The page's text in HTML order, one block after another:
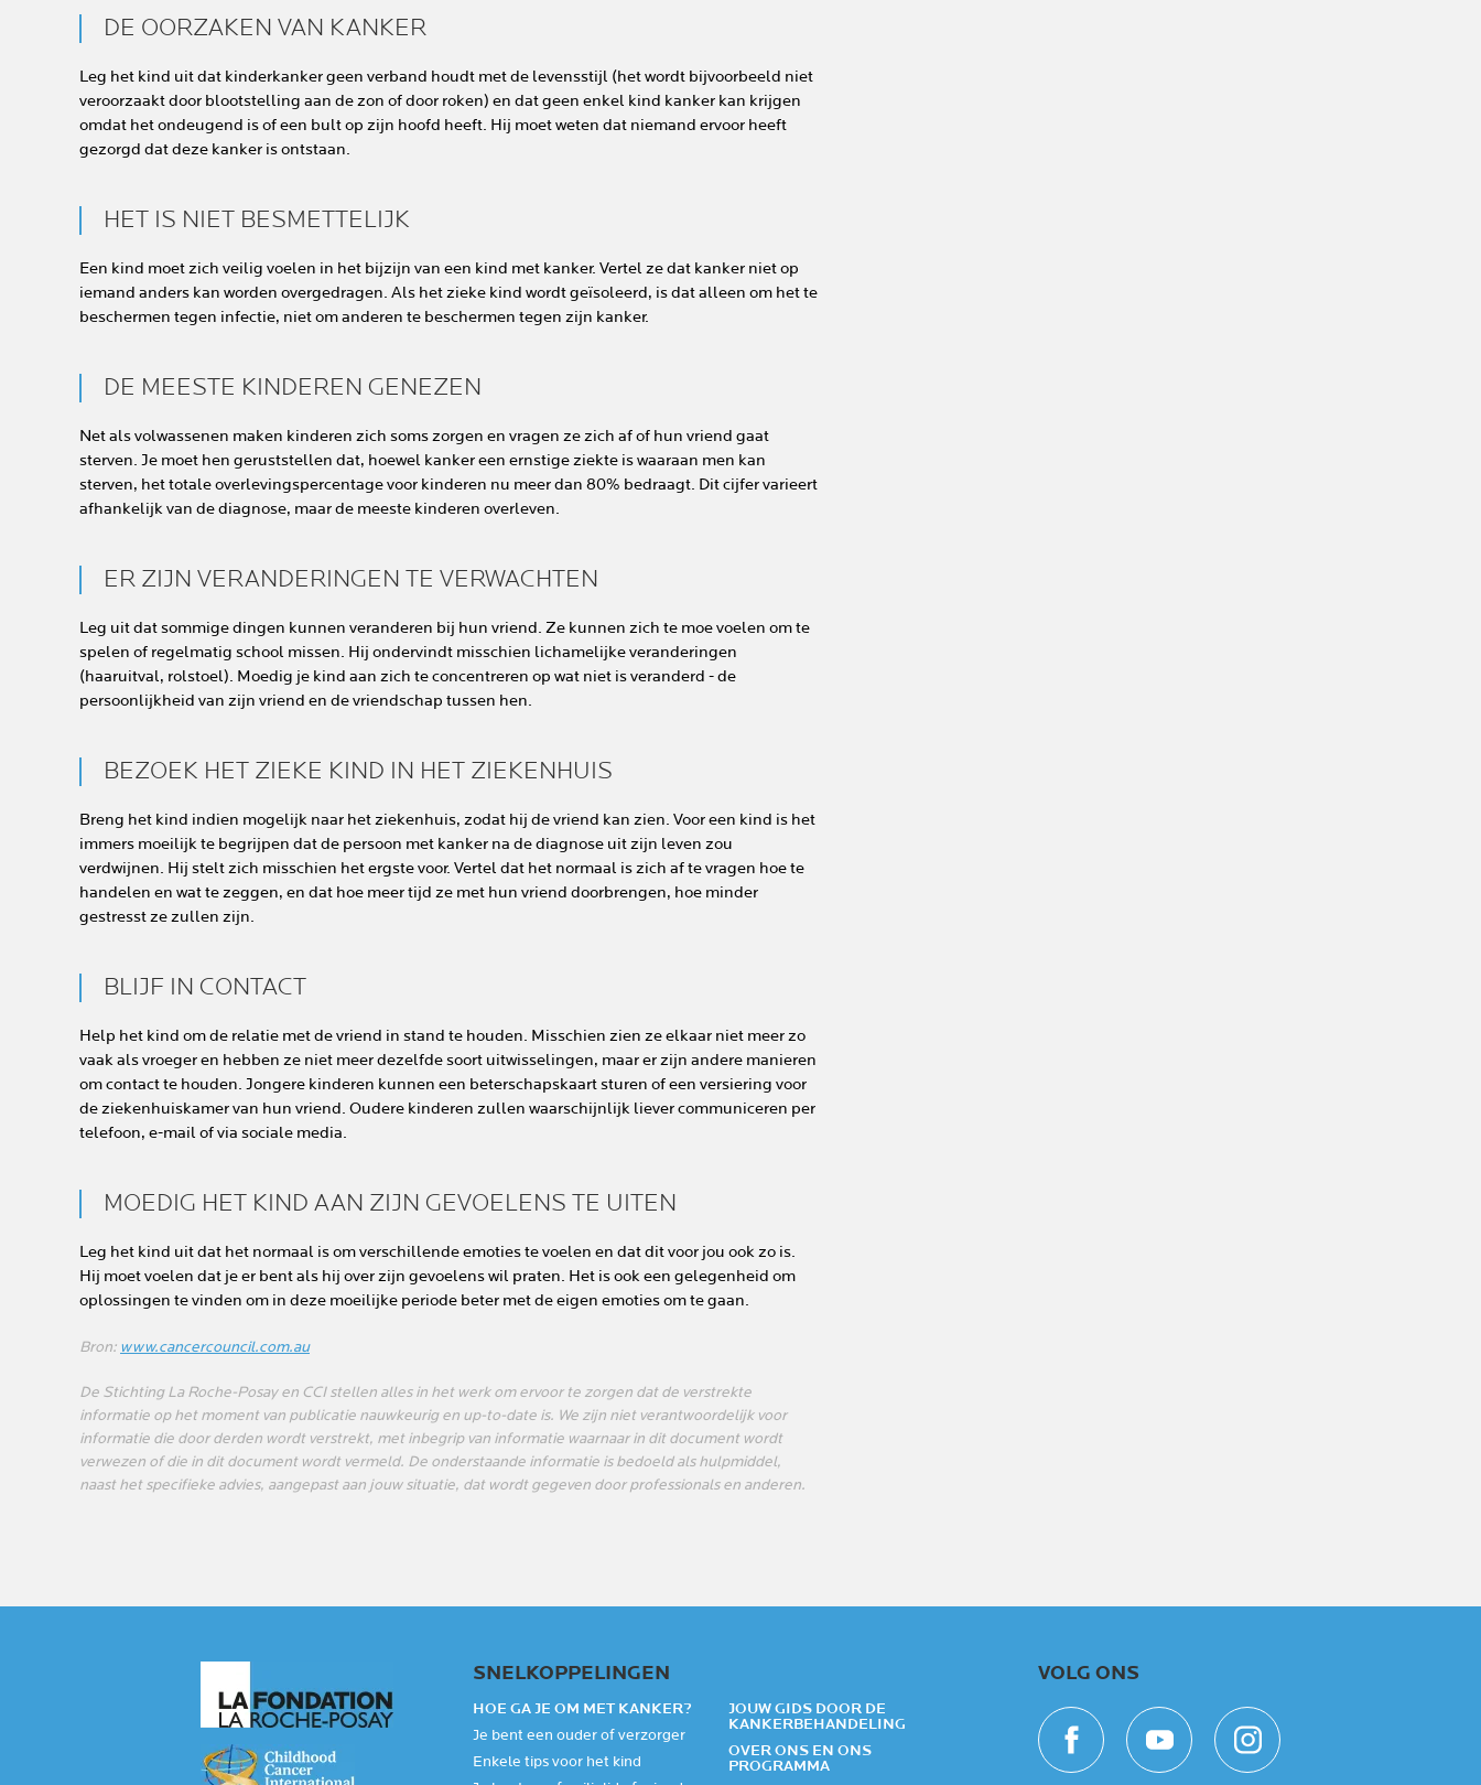
DE OORZAKEN VAN KANKER
Leg het kind uit dat kinderkanker geen verband houdt met de levensstijl (het wordt bijvoorbeeld niet
veroorzaakt door blootstelling aan de zon of door roken) en dat geen enkel kind kanker kan krijgen
omdat het ondeugend is of een bult op zijn hoofd heeft. Hij moet weten dat niemand ervoor heeft
gezorgd dat deze kanker is ontstaan.
HET IS NIET BESMETTELIJK
Een kind moet zich veilig voelen in het bijzijn van een kind met kanker. Vertel ze dat kanker niet op
iemand anders kan worden overgedragen. Als het zieke kind wordt geïsoleerd, is dat alleen om het te
beschermen tegen infectie, niet om anderen te beschermen tegen zijn kanker.
DE MEESTE KINDEREN GENEZEN
Net als volwassenen maken kinderen zich soms zorgen en vragen ze zich af of hun vriend gaat
sterven. Je moet hen geruststellen dat, hoewel kanker een ernstige ziekte is waaraan men kan
sterven, het totale overlevingspercentage voor kinderen nu meer dan 80% bedraagt. Dit cijfer varieert
afhankelijk van de diagnose, maar de meeste kinderen overleven.
ER ZIJN VERANDERINGEN TE VERWACHTEN
Leg uit dat sommige dingen kunnen veranderen bij hun vriend. Ze kunnen zich te moe voelen om te
spelen of regelmatig school missen. Hij ondervindt misschien lichamelijke veranderingen
(haaruitval, rolstoel). Moedig je kind aan zich te concentreren op wat niet is veranderd - de
persoonlijkheid van zijn vriend en de vriendschap tussen hen.
BEZOEK HET ZIEKE KIND IN HET ZIEKENHUIS
Breng het kind indien mogelijk naar het ziekenhuis, zodat hij de vriend kan zien. Voor een kind is het
immers moeilijk te begrijpen dat de persoon met kanker na de diagnose uit zijn leven zou
verdwijnen. Hij stelt zich misschien het ergste voor. Vertel dat het normaal is zich af te vragen hoe te
handelen en wat te zeggen, en dat hoe meer tijd ze met hun vriend doorbrengen, hoe minder
gestresst ze zullen zijn.
BLIJF IN CONTACT
Help het kind om de relatie met de vriend in stand te houden. Misschien zien ze elkaar niet meer zo
vaak als vroeger en hebben ze niet meer dezelfde soort uitwisselingen, maar er zijn andere manieren
om contact te houden. Jongere kinderen kunnen een beterschapskaart sturen of een versiering voor
de ziekenhuiskamer van hun vriend. Oudere kinderen zullen waarschijnlijk liever communiceren per
telefoon, e-mail of via sociale media.
MOEDIG HET KIND AAN ZIJN GEVOELENS TE UITEN
Leg het kind uit dat het normaal is om verschillende emoties te voelen en dat dit voor jou ook zo is.
Hij moet voelen dat je er bent als hij over zijn gevoelens wil praten. Het is ook een gelegenheid om
oplossingen te vinden om in deze moeilijke periode beter met de eigen emoties om te gaan.
Bron: www.cancercouncil.com.au
De Stichting La Roche-Posay en CCI stellen alles in het werk om ervoor te zorgen dat de verstrekte
informatie op het moment van publicatie nauwkeurig en up-to-date is. We zijn niet verantwoordelijk voor
informatie die door derden wordt verstrekt, met inbegrip van informatie waarnaar in dit document wordt
verwezen of die in dit document wordt vermeld. De onderstaande informatie is bedoeld als hulpmiddel,
naast het specifieke advies, aangepast aan jouw situatie, dat wordt gegeven door professionals en anderen.
SNELKOPPELINGEN
HOE GA JE OM MET KANKER?
Je bent een ouder of verzorger
Enkele tips voor het kind
JOUW GIDS DOOR DE
KANKERBEHANDELING
OVER ONS EN ONS
PROGRAMMA
VOLG ONS